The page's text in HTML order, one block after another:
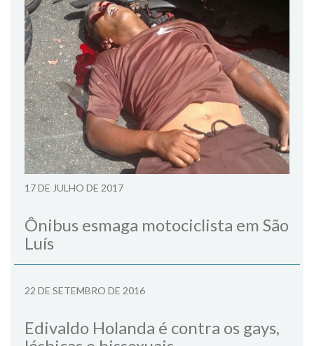
17 DE JULHO DE 2017
Ônibus esmaga motociclista em São
Luís
22 DE SETEMBRO DE 2016
Edivaldo Holanda é contra os gays,